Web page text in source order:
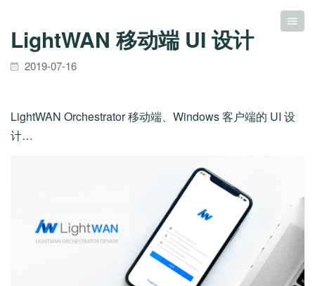
LightWAN 移动端 UI 设计
2019-07-16
LightWAN Orchestrator 移动端、Windows 客户端的 UI 设
计…